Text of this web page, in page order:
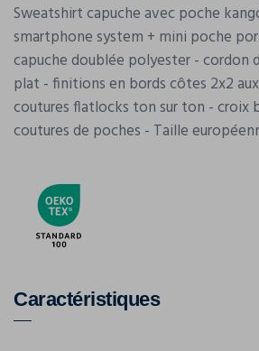
Sweatshirt capuche avec poche
smartphone system + mini poche
capuche doublée polyester - cordon
plat - finitions en bords côtes 2x2
coutures flatlocks ton sur ton - croix
coutures de poches - Taille
Caractéristiques